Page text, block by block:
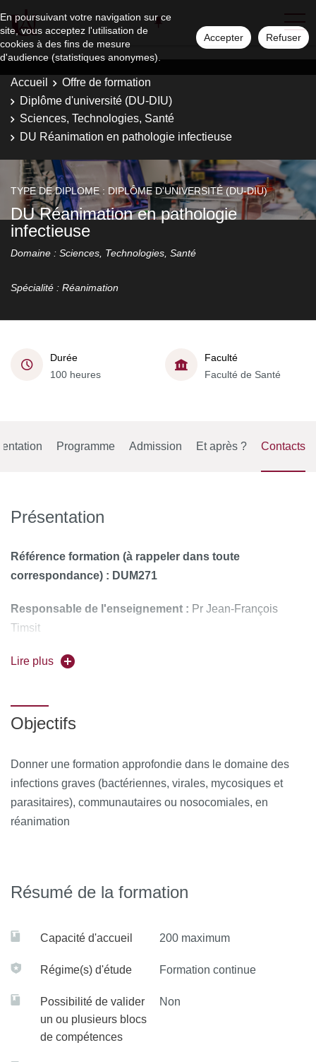
En poursuivant votre navigation sur ce
site, vous acceptez l'utilisation de
cookies à des fins de mesure
d'audience (statistiques anonymes).
Accepter Refuser
Accueil
Offre de formation
Diplôme d'université (DU-DIU)
Sciences, Technologies, Santé
DU Réanimation en pathologie infectieuse
TYPE DE DIPLOME : DIPLÔME D'UNIVERSITÉ (DU-DIU)
DU Réanimation en pathologie
infectieuse
Domaine : Sciences, Technologies, Santé
Spécialité : Réanimation
Durée
100 heures
Faculté
Faculté de Santé
Programme Admission Et après ? Contacts
Présentation
Référence formation (à rappeler dans toute
correspondance) : DUM271
Responsable de l'enseignement : Pr Jean-François
Timsit
Forme de l'enseignement :
C@nditOnLine.
Lire plus
Objectifs
Donner une formation approfondie dans le domaine des
infections graves (bactériennes, virales, mycosiques et
parasitaires), communautaires ou nosocomiales, en
réanimation
Résumé de la formation
Capacité d'accueil 200 maximum
Régime(s) d'étude Formation continue
Possibilité de valider
un ou plusieurs blocs
de compétences
Non